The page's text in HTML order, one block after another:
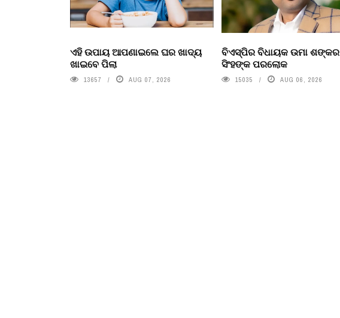
ଏହି ଉପାୟ ଆପଣାଇଲେ ଘର ଖାଦ୍ୟ
ଖାଇବେ ପିଲା
13657 AUG 07, 2026
ବିଏସ୍‌ପିର ବିଧାୟକ ଉମା ଶଙ୍କର
ସିଂହଙ୍କ ପରଲୋକ
15035 AUG 06, 2026